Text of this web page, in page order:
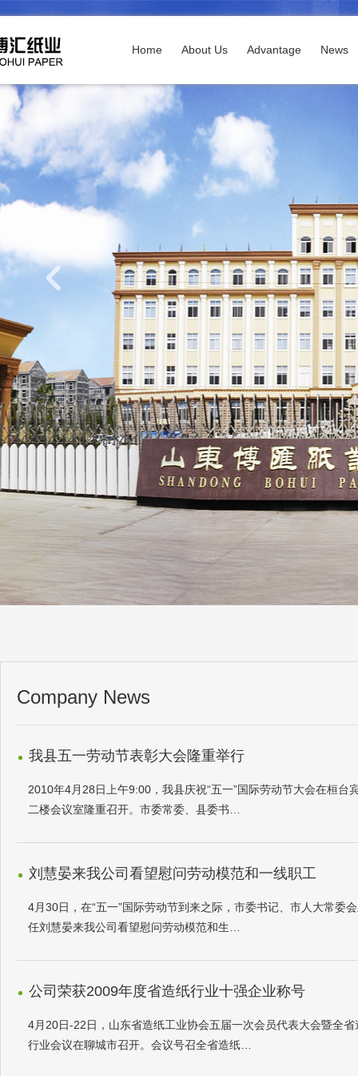
Home About Us Advantage News
Company News
我县五一劳动节表彰大会隆重举行
2010年4月28日上午9:00，我县庆祝“五一”国际劳动节大会在桓台
二楼会议室隆重召开。市委常委、县委书…
刘慧晏来我公司看望慰问劳动模范和一线职工
4月30日，在“五一”国际劳动节到来之际，市委书记、市人大常委
任刘慧晏来我公司看望慰问劳动模范和生…
公司荣获2009年度省造纸行业十强企业称号
4月20日-22日，山东省造纸工业协会五届一次会员代表大会暨全省
行业会议在聊城市召开。会议号召全省造纸…